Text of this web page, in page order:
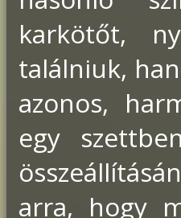
karkötőt,
találniuk,
azonos,
egy
arra, hogy